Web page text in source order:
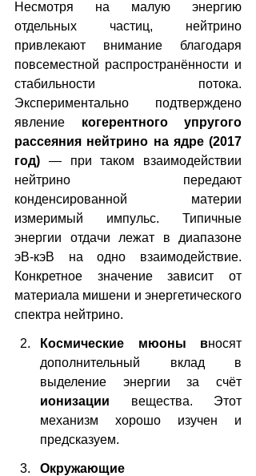
Несмотря на малую энергию
отдельных частиц, нейтрино
привлекают внимание благодаря
повсеместной распространённости и
стабильности потока.
Экспериментально подтверждено
явление когерентного упругого
рассеяния нейтрино на ядре (2017
год) — при таком взаимодействии
нейтрино передают
конденсированной материи
измеримый импульс. Типичные
энергии отдачи лежат в диапазоне
эВ-кэВ на одно взаимодействие.
Конкретное значение зависит от
материала мишени и энергетического
спектра нейтрино.
Космические мюоны вносят
дополнительный вклад в
ионизации вещества. Этот
механизм хорошо изучен и
предсказуем.
Окружающие